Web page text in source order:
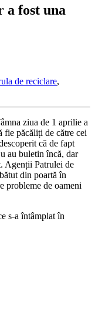
a fost una
de reciclare,
ziua de 1 aprilie a
fie păcăliți de către cei
că de fapt
au buletin încă, dar
Agenții Patrulei de
din poartă în
probleme de oameni
s-a întâmplat în